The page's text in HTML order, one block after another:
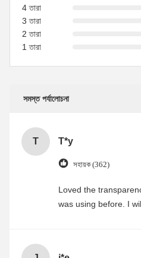
4 তারা
3 তারা
2 তারা
1 তারা
সমস্ত পর্যালোচনা
T T*y
সহায়ক (362)
Loved the
was